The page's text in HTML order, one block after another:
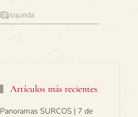
Artículos más recientes
Panoramas SURCOS | 7 de